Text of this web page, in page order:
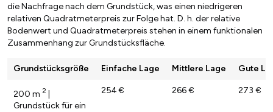
die Nachfrage nach dem Grundstück, was einen niedrigeren
relativen Quadratmeterpreis zur Folge hat. D. h. der relative
Bodenwert und Quadratmeterpreis stehen in einem funktionalen
Zusammenhang zur Grundstücksfläche.
Grundstücksgröße Einfache Lage Mittlere Lage Gute
200 m 2 |
Grundstück für ein
254 € 266 € 273 €